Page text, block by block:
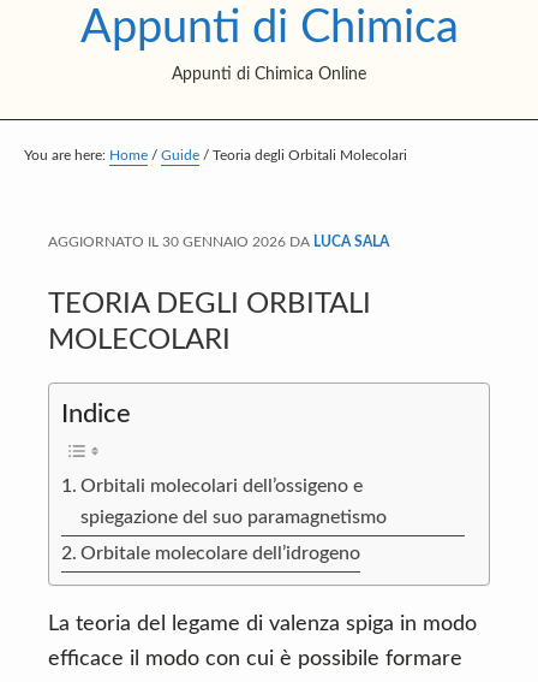
p
t
i
n
p
t
i
m
b
p
t
o
t
Appunti di Chimica
Appunti di Chimica Online
You are here: Home / Guide / Teoria degli Orbitali Molecolari
AGGIORNATO IL 30 GENNAIO 2026 DA LUCA SALA
TEORIA DEGLI ORBITALI
MOLECOLARI
Indice
Orbitali molecolari dell’ossigeno e
spiegazione del suo paramagnetismo
Orbitale molecolare dell’idrogeno
La teoria del legame di valenza spiga in modo
efficace il modo con cui è possibile formare